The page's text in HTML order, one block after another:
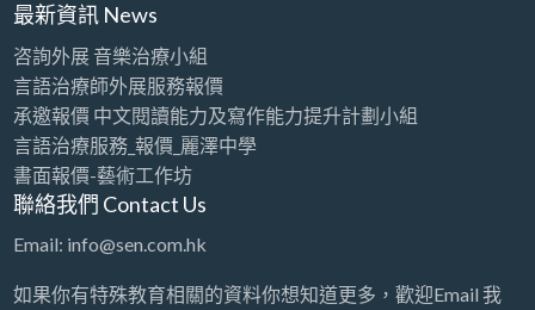
最新資訊 News
咨詢外展 音樂治療小組
言語治療師外展服務報價
承邀報價 中文閱讀能力及寫作能力提升計劃小組
言語治療服務_報價_麗澤中學
書面報價-藝術工作坊
聯絡我們 Contact Us
Email: info@sen.com.hk
如果你有特殊教育相關的資料你想知道更多，歡迎Email 我